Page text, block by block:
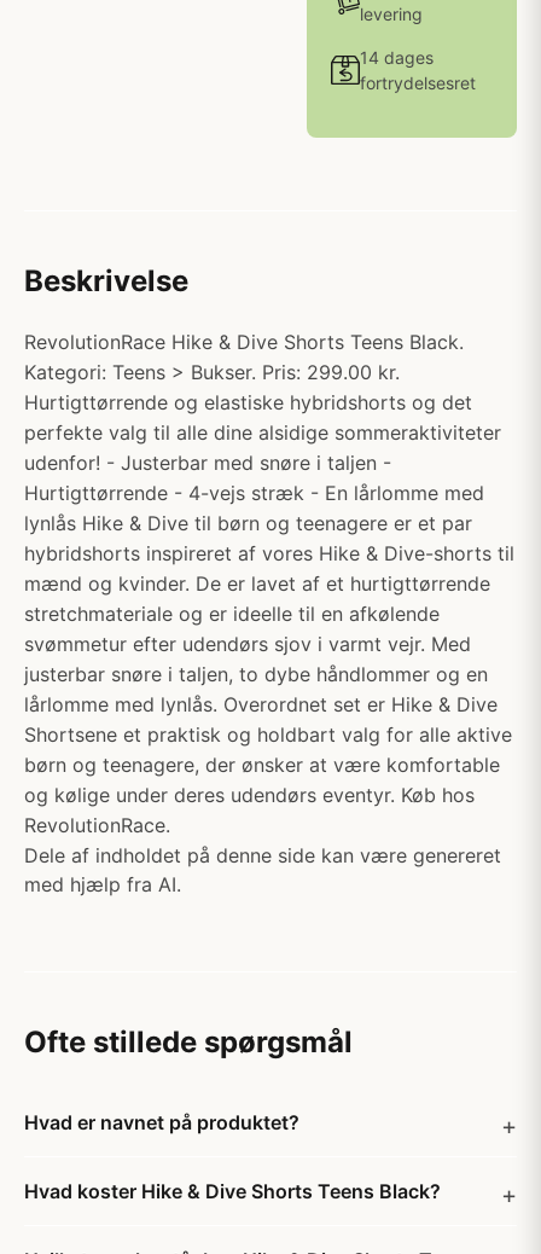
levering
14 dages
fortrydelsesret
Beskrivelse
RevolutionRace Hike & Dive Shorts Teens Black.
Kategori: Teens > Bukser. Pris: 299.00 kr.
Hurtigttørrende og elastiske hybridshorts og det
perfekte valg til alle dine alsidige sommeraktiviteter
udenfor! - Justerbar med snøre i taljen -
Hurtigttørrende - 4-vejs stræk - En lårlomme med
lynlås Hike & Dive til børn og teenagere er et par
hybridshorts inspireret af vores Hike & Dive-shorts til
mænd og kvinder. De er lavet af et hurtigttørrende
stretchmateriale og er ideelle til en afkølende
svømmetur efter udendørs sjov i varmt vejr. Med
justerbar snøre i taljen, to dybe håndlommer og en
lårlomme med lynlås. Overordnet set er Hike & Dive
Shortsene et praktisk og holdbart valg for alle aktive
børn og teenagere, der ønsker at være komfortable
og kølige under deres udendørs eventyr. Køb hos
RevolutionRace.
Dele af indholdet på denne side kan være genereret
med hjælp fra AI.
Ofte stillede spørgsmål
Hvad er navnet på produktet?
Hvad koster Hike & Dive Shorts Teens Black?